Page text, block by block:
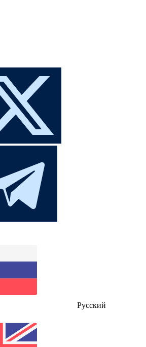
Русский